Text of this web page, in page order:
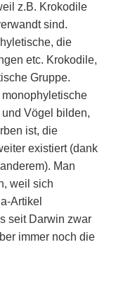
z.B. Krokodile
sind.
die
etc. Krokodile,
Gruppe.
monophyletische
Vögel bilden,
ist, die
existiert (dank
Man
weil sich
Artikel
seit Darwin zwar
immer noch die